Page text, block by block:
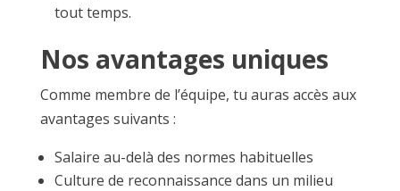
tout temps.
Nos avantages uniques
Comme membre de l’équipe, tu auras accès aux
avantages suivants :
Salaire au-delà des normes habituelles
Culture de reconnaissance dans un milieu